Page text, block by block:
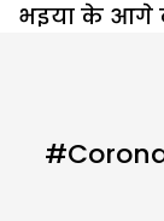
भइया के आगे